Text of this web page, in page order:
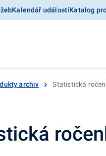
Kalendář událostíKatalog
archiv Statistická